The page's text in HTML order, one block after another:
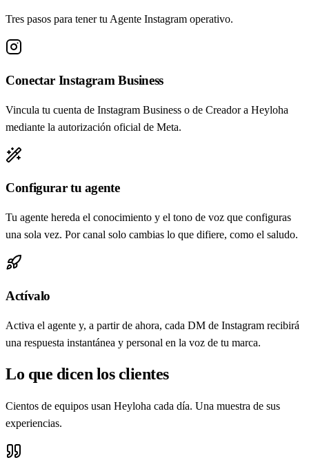
Tres pasos para tener tu Agente Instagram operativo.
Conectar Instagram Business
Vincula tu cuenta de Instagram Business o de Creador a Heyloha
mediante la autorización oficial de Meta.
Configurar tu agente
Tu agente hereda el conocimiento y el tono de voz que configuras
una sola vez. Por canal solo cambias lo que difiere, como el saludo.
Actívalo
Activa el agente y, a partir de ahora, cada DM de Instagram recibirá
una respuesta instantánea y personal en la voz de tu marca.
Lo que dicen los clientes
Cientos de equipos usan Heyloha cada día. Una muestra de sus
experiencias.